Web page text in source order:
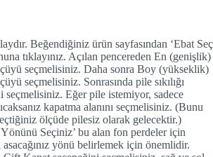
Beğendiğiniz ürün sayfasından ‘Ebat Seç
tıklayınız. Açılan pencereden En (genişlik)
seçmelisiniz. Daha sonra Boy (yükseklik)
seçmelisiniz. Sonrasında pile sıkılığı
seçmelisiniz. Eğer pile istemiyor, sadece
kapatma alanını seçmelisiniz. (Bunu
ölçüde pilesiz olarak gelecektir.)
Seçiniz’ bu alan fon perdeler için
yönü belirlemek için önemlidir.